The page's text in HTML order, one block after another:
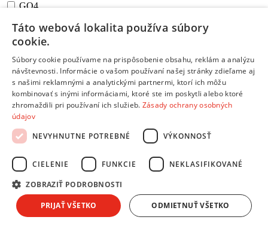
GO4
GXT
)
0)
JBL GAMING
0)
Kaspersky Internet Security
0)
klang mr3
0)
klang mr5
Legion
LinkBuds
LIVE 460
Táto webová lokalita používa súbory
cookie.
Súbory cookie používame na prispôsobenie obsahu, reklám a analýzu
návštevnosti. Informácie o vašom používaní našej stránky zdieľame aj
s našimi reklamnými a analytickými partnermi, ktorí ich môžu
kombinovať s inými informáciami, ktoré ste im poskytli alebo ktoré
zhromaždili pri používaní ich služieb. Zásady ochrany osobných
údajov
NEVYHNUTNE POTREBNÉ
VÝKONNOSŤ
CIELENIE FUNKCIE NEKLASIFIKOVANÉ
ZOBRAZIŤ PODROBNOSTI
PRIJAŤ VŠETKO ODMIETNUŤ VŠETKO